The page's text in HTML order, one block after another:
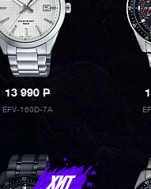
13 990P
EFV-160D-7A